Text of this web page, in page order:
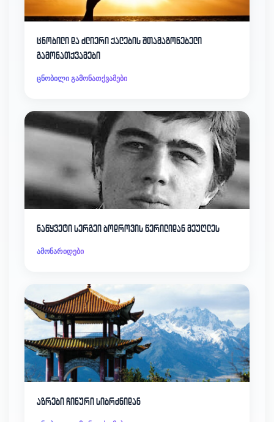
ცნობილი და ძლიერი ქალების შთამაგონებელი
გამონათქვამები
ცნობილი გამონათქვამები
ნაწყვეტი სერგეი ბოდროვის წერილიდან მეუღლეს
ამონარიდები
აზრები ჩინური სიბრძნიდან